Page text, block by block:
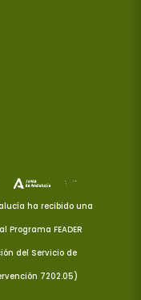
ha recibido una
Programa FEADER
del Servicio de
7202.05)